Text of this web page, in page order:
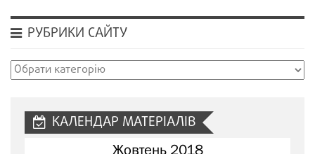
РУБРИКИ САЙТУ
Рубрики
КАЛЕНДАР МАТЕРІАЛІВ
Жовтень 2018